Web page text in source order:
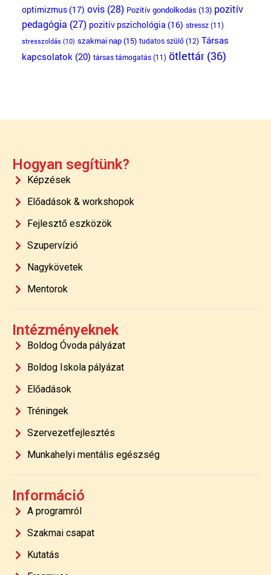
optimizmus(17) ovis(28) Pozitív gondolkodás (13) pozitív
pedagógia (27) pozitív pszichológia (16) stressz(11)
stresszoldás(10) szakmai nap(15) tudatos szülő(12) Társas
kapcsolatok(20) társas támogatás(11) ötlettár(36)
Hogyan segítünk?
Képzések
Előadások & workshopok
Fejlesztő eszközök
Szupervízió
Nagykövetek
Mentorok
Intézményeknek
Boldog Óvoda pályázat
Boldog Iskola pályázat
Előadások
Tréningek
Szervezetfejlesztés
Munkahelyi mentális egészség
Információ
A programról
Szakmai csapat
Kutatás